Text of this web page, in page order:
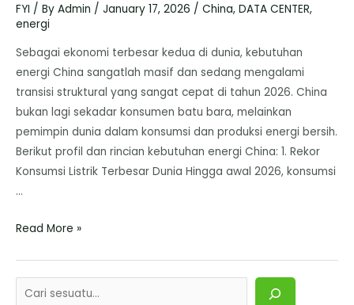
FYI / By Admin / January 17, 2026 / China, DATA CENTER,
energi
Sebagai ekonomi terbesar kedua di dunia, kebutuhan
energi China sangatlah masif dan sedang mengalami
transisi struktural yang sangat cepat di tahun 2026. China
bukan lagi sekadar konsumen batu bara, melainkan
pemimpin dunia dalam konsumsi dan produksi energi bersih.
​Berikut profil dan rincian kebutuhan energi China: ​1. Rekor
Konsumsi Listrik Terbesar Dunia ​Hingga awal 2026, konsumsi
…
Read More »